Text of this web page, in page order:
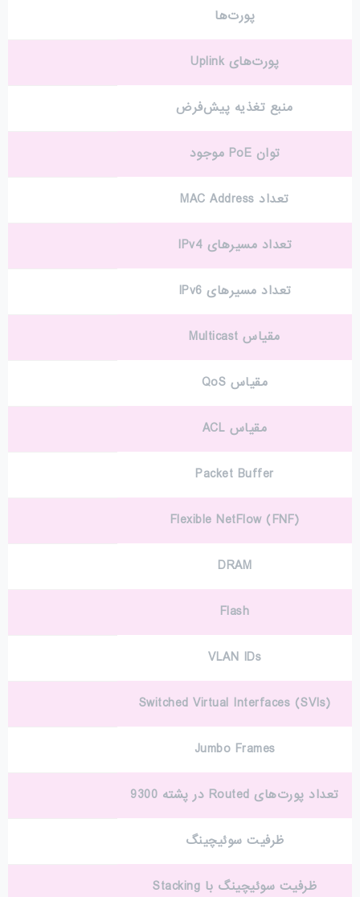
پورت‌ها
پورت‌های Uplink
منبع تغذیه پیش‌فرض
توان PoE موجود
تعداد MAC Address
تعداد مسیرهای IPv4
تعداد مسیرهای IPv6
مقیاس Multicast
مقیاس QoS
مقیاس ACL
Packet Buffer
Flexible NetFlow (FNF)
DRAM
Flash
VLAN IDs
Switched Virtual Interfaces (SVIs)
Jumbo Frames
تعداد پورت‌های Routed در پشته 9300
ظرفیت سوئیچینگ
ظرفیت سوئیچینگ با Stacking